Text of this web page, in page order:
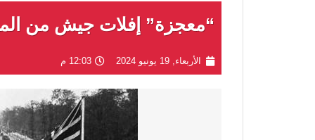
“معجزة” إفلات جيش من
الأربعاء, 19 يونيو 2024 12:03 م